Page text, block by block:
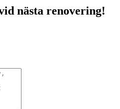
nästa renovering!